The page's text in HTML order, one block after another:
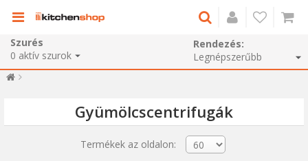
Szurés
0 aktív szurok
Rendezés:
Gyümölcscentrifugák
Termékek az oldalon: